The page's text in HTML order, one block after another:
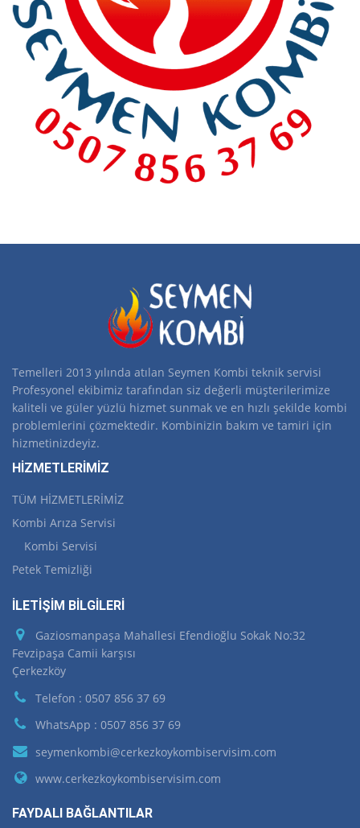
Temelleri 2013 yılında atılan Seymen Kombi teknik servisi
Profesyonel ekibimiz tarafından siz değerli müşterilerimize
kaliteli ve güler yüzlü hizmet sunmak ve en hızlı şekilde kombi
problemlerini çözmektedir. Kombinizin bakım ve tamiri için
hizmetinizdeyiz.
HİZMETLERİMİZ
TÜM HİZMETLERİMİZ
Kombi Arıza Servisi
Kombi Servisi
Petek Temizliği
İLETİŞİM BİLGİLERİ
Gaziosmanpaşa Mahallesi Efendioğlu Sokak No:32
Fevzipaşa Camii karşısı
Çerkezköy
Telefon : 0507 856 37 69
WhatsApp : 0507 856 37 69
seymenkombi@cerkezkoykombiservisim.com
www.cerkezkoykombiservisim.com
FAYDALI BAĞLANTILAR